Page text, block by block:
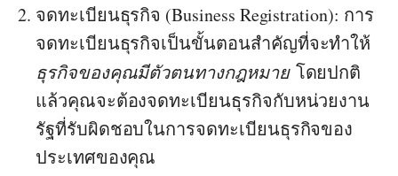
จดทะเบียนธุรกิจ (Business Registration): การ
จดทะเบียนธุรกิจเป็นขั้นตอนสำคัญที่จะทำให้
ธุรกิจของคุณมีตัวตนทางกฎหมาย โดยปกติ
แล้วคุณจะต้องจดทะเบียนธุรกิจกับหน่วยงาน
รัฐที่รับผิดชอบในการจดทะเบียนธุรกิจของ
ประเทศของคุณ